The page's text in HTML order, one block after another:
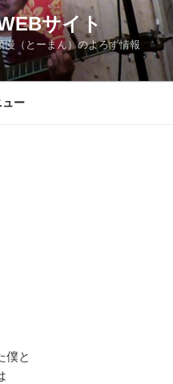
サイト
（とーまん）のよろず情報
ュー
僕と